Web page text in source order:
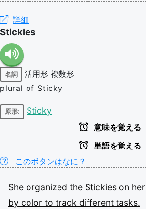
詳細
Stickies
名詞 活用形 複数形
plural of Sticky
原形: Sticky
意味を覚える
単語を覚える
このボタンはなに？
She organized the Stickies on her
by color to track different tasks.